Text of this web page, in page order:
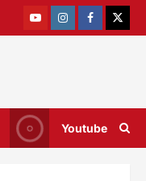
Youtube